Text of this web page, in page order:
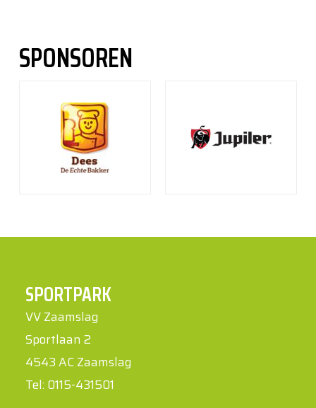
SPONSOREN
SPORTPARK
VV Zaamslag
Sportlaan 2
4543 AC Zaamslag
Tel: 0115-431501